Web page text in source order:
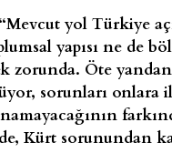
“Mevcut yol Türkiye
yapısı ne de
zorunda. Öte
sorunları onlara
Kürt sorunundan